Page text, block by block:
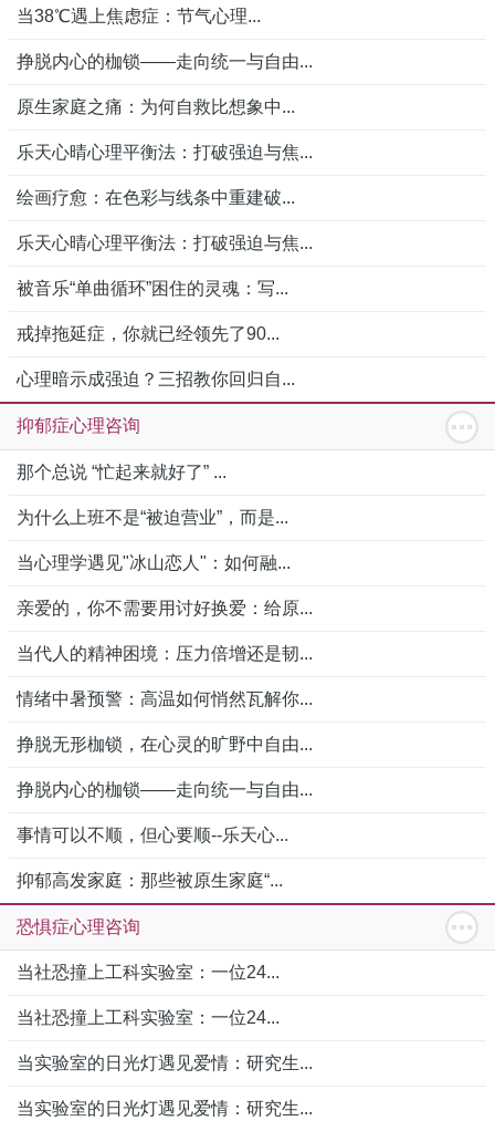
当38℃遇上焦虑症：节气心理...
挣脱内心的枷锁——走向统一与自由...
原生家庭之痛：为何自救比想象中...
乐天心晴心理平衡法：打破强迫与焦...
绘画疗愈：在色彩与线条中重建破...
乐天心晴心理平衡法：打破强迫与焦...
被音乐“单曲循环”困住的灵魂：写...
戒掉拖延症，你就已经领先了90...
心理暗示成强迫？三招教你回归自...
抑郁症心理咨询
那个总说 “忙起来就好了” ...
为什么上班不是“被迫营业”，而是...
当心理学遇见"冰山恋人"：如何融...
亲爱的，你不需要用讨好换爱：给原...
当代人的精神困境：压力倍增还是韧...
情绪中暑预警：高温如何悄然瓦解你...
挣脱无形枷锁，在心灵的旷野中自由...
挣脱内心的枷锁——走向统一与自由...
事情可以不顺，但心要顺--乐天心...
抑郁高发家庭：那些被原生家庭“...
恐惧症心理咨询
当社恐撞上工科实验室：一位24...
当社恐撞上工科实验室：一位24...
当实验室的日光灯遇见爱情：研究生...
当实验室的日光灯遇见爱情：研究生...